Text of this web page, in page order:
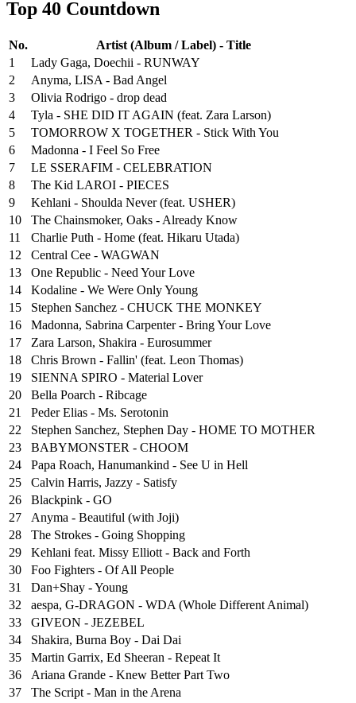
Top 40 Countdown
No.
Artist (Album / Label) - Title
1
Lady Gaga, Doechii - RUNWAY
2
Anyma, LISA - Bad Angel
3
Olivia Rodrigo - drop dead
4
Tyla - SHE DID IT AGAIN (feat. Zara Larson)
5
TOMORROW X TOGETHER - Stick With You
6
Madonna - I Feel So Free
7
LE SSERAFIM - CELEBRATION
8
The Kid LAROI - PIECES
9
Kehlani - Shoulda Never (feat. USHER)
10
The Chainsmoker, Oaks - Already Know
11
Charlie Puth - Home (feat. Hikaru Utada)
12
Central Cee - WAGWAN
13
One Republic - Need Your Love
14
Kodaline - We Were Only Young
15
Stephen Sanchez - CHUCK THE MONKEY
16
Madonna, Sabrina Carpenter - Bring Your Love
17
Zara Larson, Shakira - Eurosummer
18
Chris Brown - Fallin' (feat. Leon Thomas)
19
SIENNA SPIRO - Material Lover
20
Bella Poarch - Ribcage
21
Peder Elias - Ms. Serotonin
22
Stephen Sanchez, Stephen Day - HOME TO MOTHER
23
BABYMONSTER - CHOOM
24
Papa Roach, Hanumankind - See U in Hell
25
⁠Calvin Harris, Jazzy - Satisfy
26
Blackpink - GO
27
Anyma - Beautiful (with Joji)
28
The Strokes - Going Shopping
29
Kehlani feat. Missy Elliott - Back and Forth
30
Foo Fighters - Of All People
31
Dan+Shay - Young
32
aespa, G-DRAGON - WDA (Whole Different Animal)
33
GIVEON - JEZEBEL
34
Shakira, Burna Boy - Dai Dai
35
Martin Garrix, Ed Sheeran - Repeat It
36
Ariana Grande - Knew Better Part Two
37
The Script - Man in the Arena